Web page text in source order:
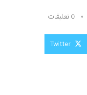
0 تعليقات
Twitter